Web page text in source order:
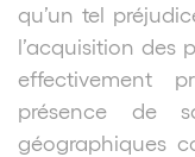
qu’un tel
l’acquisition des
effectivement
présence de
géographiques